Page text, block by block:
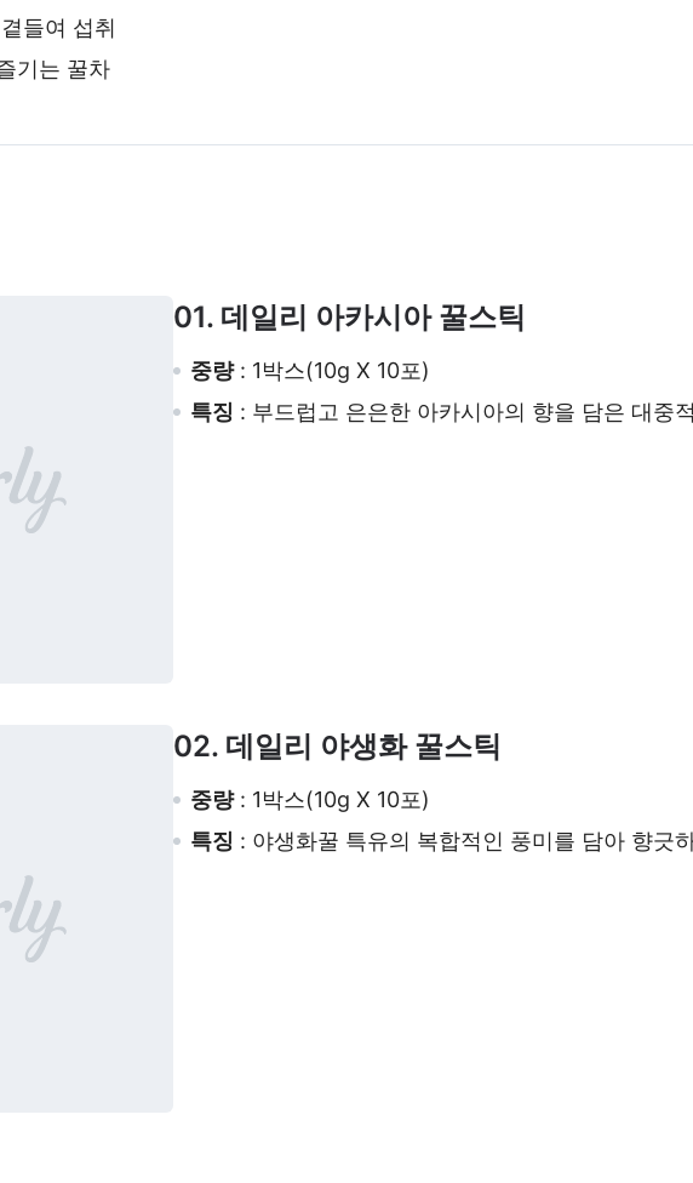
들여 섭취
기는 꿀차
01. 데일리 아카시아 꿀스틱
중량: 1박스(10g X 10포)
특징 : 부드럽고 은은한 아카시아의 향을 담은 대중
02. 데일리 야생화 꿀스틱
중량: 1박스(10g X 10포)
특징 : 야생화꿀 특유의 복합적인 풍미를 담아 향긋